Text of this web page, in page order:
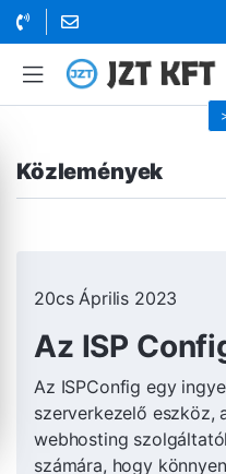
Közlemények
20cs Április 2023
Az ISP
Az ISPConfig egy
szerverkezelő eszköz,
webhosting
számára, hogy